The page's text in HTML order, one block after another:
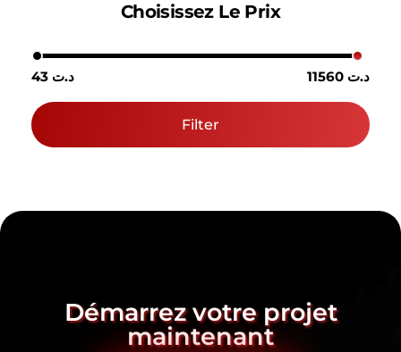
Choisissez Le Prix
43 د.ت 11560 د.ت
Filter
Démarrez votre projet
maintenant